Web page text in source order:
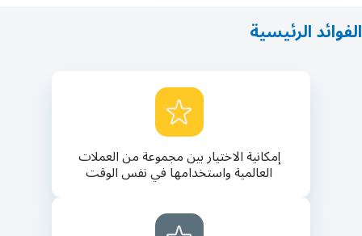
الفوائد الرئيسية
إمكانية الاختيار بين مجموعة من العملات
العالمية واستخدامها في نفس الوقت